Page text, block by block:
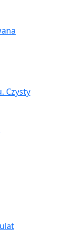
Czysty